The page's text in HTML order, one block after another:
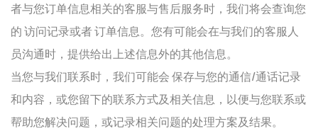
者与您订单信息相关的客服与售后服务时，我们将会查询您
的 访问记录或者 订单信息。您有可能会在与我们的客服人
员沟通时，提供给出上述信息外的其他信息。
当您与我们联系时，我们可能会 保存与您的通信/通话记录
和内容，或您留下的联系方式及相关信息，以便与您联系或
帮助您解决问题，或记录相关问题的处理方案及结果。